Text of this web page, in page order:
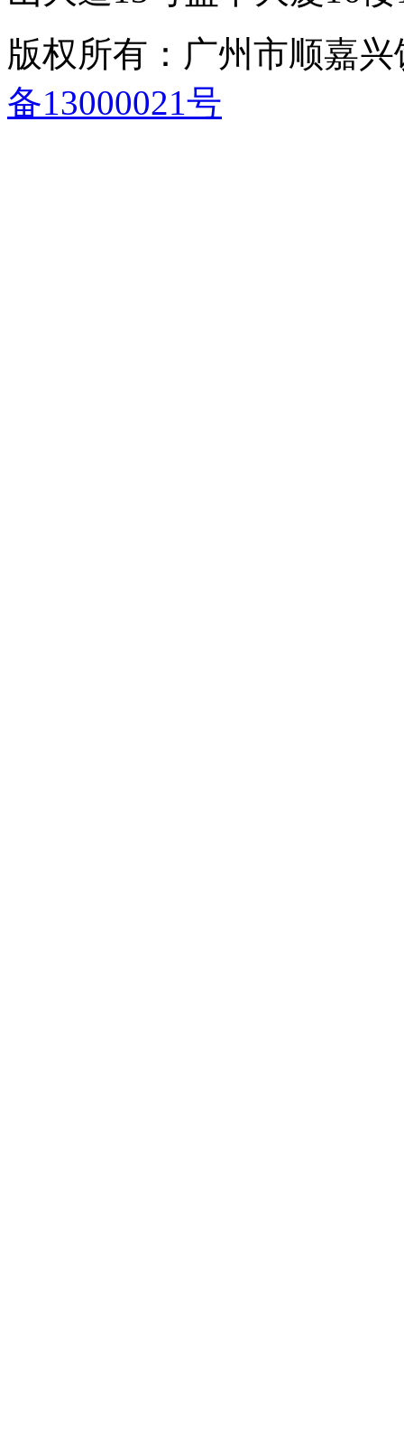
版权所有：广州市顺嘉
备13000021号